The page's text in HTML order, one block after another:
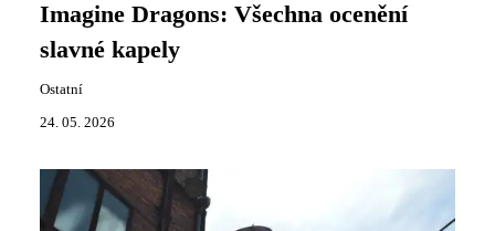
Imagine Dragons: Všechna ocenění
slavné kapely
Ostatní
24. 05. 2026